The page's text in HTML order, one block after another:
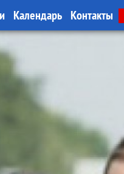
Календарь Контакты